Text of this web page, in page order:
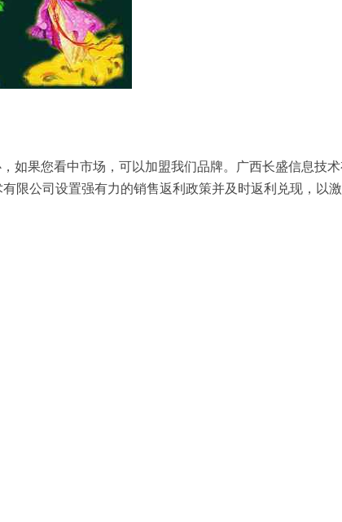
如果您看中市场，可以加盟我们品牌。广西长盛信息技
限公司设置强有力的销售返利政策并及时返利兑现，以